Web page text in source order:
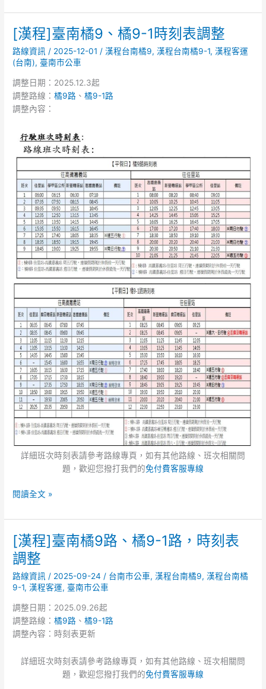
[漢程]臺南橘9、橘9-1時刻表調整
路線資訊 / 2025-12-01 /漢程台南橘9,漢程台南橘9-1,漢程客運
(台南),臺南市公車
調整日期：2025.12.3起
調整路線：橘9路 、橘9-1路
調整內容：
詳細班次時刻表請參考路線專頁，如有其他路線、班次相關問
題，歡迎您撥打我們的免付費客服專線
[漢
程]
臺
橘
9、
橘
整
閱讀全文 »
[漢程]臺南橘9路、橘9-1路，時刻表
調整
路線資訊 / 2025-09-24 / 台南市公車,漢程台南橘9,漢程台南橘
9-1,漢程客運,臺南市公車
調整日期：2025.09.26起
調整路線：橘9路 、橘9-1路
調整內容：時刻表更新
詳細班次時刻表請參考路線專頁，如有其他路線、班次相關問
題，歡迎您撥打我們的免付費客服專線
[漢
程]
臺
南
橘
9
路、
橘